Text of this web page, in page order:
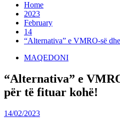
Home
2023
February
14
“Alternativa” e VMRO-së
MAQEDONI
“Alternativa” e
për të fituar kohë!
14/02/2023